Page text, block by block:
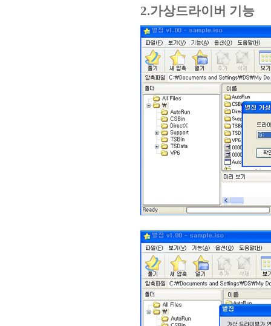
2.가상드라이버 기능